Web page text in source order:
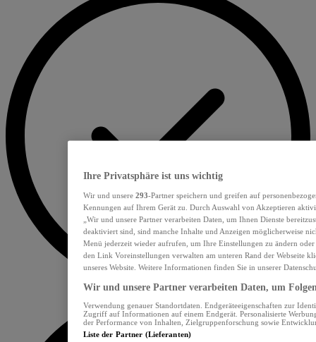
Ihre Privatsphäre ist uns wichtig
Wir und unsere 293-Partner speichern und greifen auf
Kennungen auf Ihrem Gerät zu. Durch Auswahl von Akzeptieren
„Wir und unsere Partner verarbeiten Daten, um Ihnen Dienste
deaktiviert sind, sind manche Inhalte und Anzeigen möglicherweise
Menü jederzeit wieder aufrufen, um Ihre Einstellungen zu ändern
den Link Voreinstellungen verwalten am unteren Rand der Webseite
unseres Website. Weitere Informationen finden Sie in unserer
Wir und unsere Partner verarbeiten Daten, um
Verwendung genauer Standortdaten. Endgeräteeigenschaften zur
Zugriff auf Informationen auf einem Endgerät. Personalisierte
der Performance von Inhalten, Zielgruppenforschung sowie
Liste der Partner (Lieferanten)